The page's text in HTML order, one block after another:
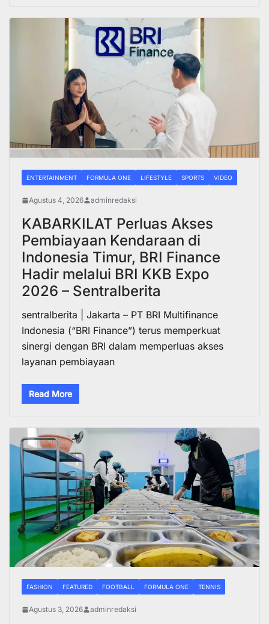
ENTERTAINMENT FORMULA ONE LIFESTYLE SPORTS VIDEO
Agustus 4, 2026 adminredaksi
KABARKILAT Perluas Akses
Pembiayaan Kendaraan di
Indonesia Timur, BRI Finance
Hadir melalui BRI KKB Expo
2026 – Sentralberita
sentralberita | Jakarta – PT BRI Multifinance
Indonesia (“BRI Finance”) terus memperkuat
sinergi dengan BRI dalam memperluas akses
layanan pembiayaan
Read More
FASHION FEATURED FOOTBALL FORMULA ONE TENNIS
Agustus 3, 2026 adminredaksi